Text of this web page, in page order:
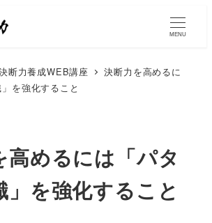
MENU
断力養成WEB講座
決断力を高めるに
を強化すること
高めるには「パタ
」を強化すること